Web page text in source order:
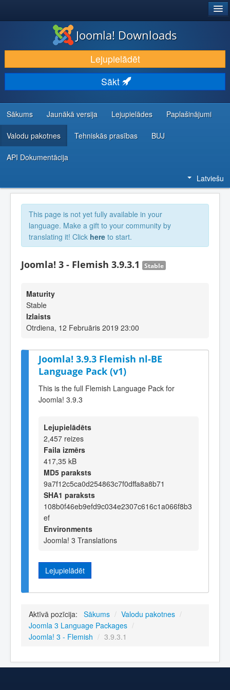
LEJUPIELĀDĒT UN PAPLAŠINĀT
ATKLĀJ UN IEMĀCIES
KOPIENA UN ATBALSTS
IZSTRĀDĀTĀJU RESURSI
Joomla! Downloads
Lejupielādēt
Sākt
Sākums Jaunākā versija Lejupielādes Paplašinājumi
Valodu pakotnes Tehniskās prasības BUJ
API Dokumentācija
Latviešu
This page is not yet fully available in your
language. Make a gift to your community by
translating it! Click here to start.
Joomla! 3 - Flemish 3.9.3.1 Stable
Maturity
Stable
Izlaists
Otrdiena, 12 Februāris 2019 23:00
Joomla! 3.9.3 Flemish nl-BE
Language Pack (v1)
This is the full Flemish Language Pack for
Joomla! 3.9.3
Lejupielādēts
2,457 reizes
Faila izmērs
417,35 kB
MD5 paraksts
9a7f12c5ca0d254863c7f0dffa8a8b71
SHA1 paraksts
108b0f46eb9efd9c034e2307c616c1a066f8b3
ef
Environments
Joomla! 3 Translations
Lejupielādēt
Aktīvā pozīcija: Sākums / Valodu pakotnes /
Joomla 3 Language Packages /
Joomla! 3 - Flemish / 3.9.3.1